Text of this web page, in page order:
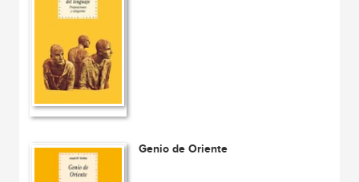
Genio de Oriente